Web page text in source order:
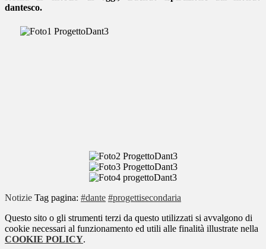
dantesco.
Notizie Tag pagina: #dante #progettisecondaria
Questo sito o gli strumenti terzi da questo utilizzati si avvalgono di
cookie necessari al funzionamento ed utili alle finalità illustrate nella
COOKIE POLICY.